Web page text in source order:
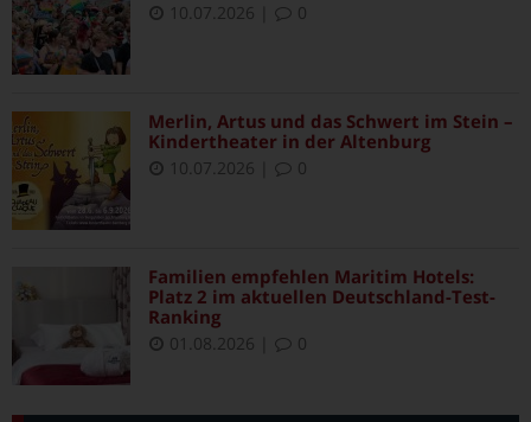
10.07.2026 0
Merlin, Artus und das Schwert im Stein –
Kindertheater in der Altenburg
10.07.2026 0
Familien empfehlen Maritim Hotels:
Platz 2 im aktuellen Deutschland-Test-
Ranking
01.08.2026 0